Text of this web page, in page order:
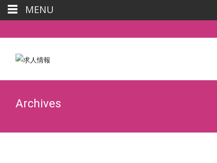
Archives
MENU